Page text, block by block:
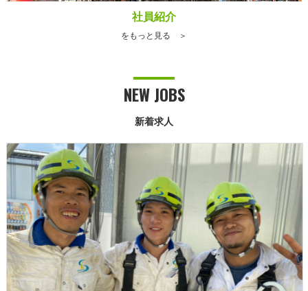
社員紹介
をもっと見る ＞
新着求人
NEW JOBS